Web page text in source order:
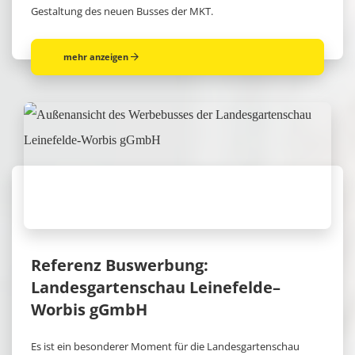
Gestaltung des neuen Busses der MKT.
mehr anzeigen
Referenz Buswerbung:
Landesgartenschau Leinefelde–
Worbis gGmbH
Es ist ein besonderer Moment für die Landesgartenschau